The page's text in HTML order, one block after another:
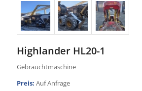
Highlander HL20-1
Gebrauchtmaschine
Preis: Auf Anfrage